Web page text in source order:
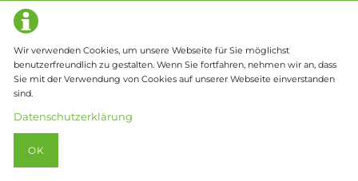
Wir verwenden Cookies, um unsere Webseite für Sie möglichst
benutzerfreundlich zu gestalten. Wenn Sie fortfahren, nehmen wir an, dass
Sie mit der Verwendung von Cookies auf unserer Webseite einverstanden
sind.
Datenschutzerklärung
OK